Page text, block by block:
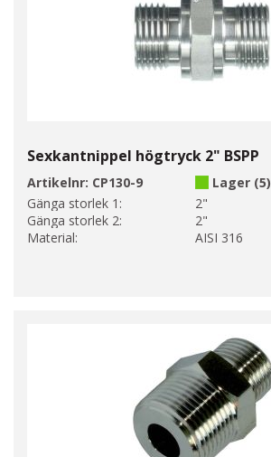
Sexkantnippel högtryck 2" BSPP
Artikelnr: CP130-9
Lager (5)
Gänga storlek 1:
2"
Gänga storlek 2:
2"
Material:
AISI 316